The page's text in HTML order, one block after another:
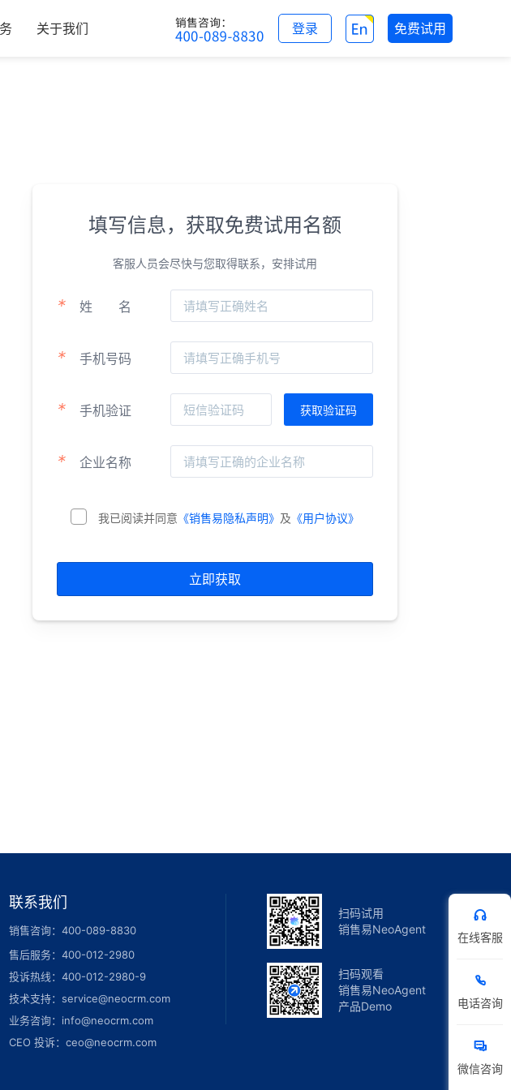
关于我们 免费试用
登录
填写信息，获取免费试用名额
客服人员会尽快与您取得联系，安排试用
* 姓 名
* 手机号码
* 手机验证
* 企业名称
我已阅读并同意 《销售易隐私声明》 及 《用户协议》
立即获取
联系我们
销售咨询：400-089-8830
售后服务：400-012-2980
投诉热线：400-012-2980-9
技术支持：service@neocrm.com
业务咨询：info@neocrm.com
CEO 投诉：ceo@neocrm.com
扫码试用
销售易NeoAgent
扫码观看
销售易NeoAgent
产品Demo
在线客服
电话咨询
微信咨询